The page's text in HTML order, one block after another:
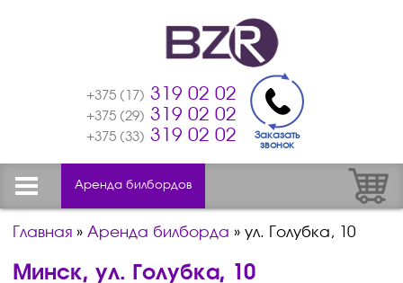
+375 (17) 319 02 02
+375 (29) 319 02 02
+375 (33) 319 02 02
Заказать
звонок
Аренда билбордов
Главная »Аренда билборда »ул. Голубка, 10
Минск, ул. Голубка, 10